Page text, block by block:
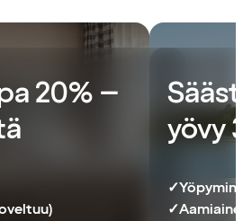
20% –
yövy
✓
✓